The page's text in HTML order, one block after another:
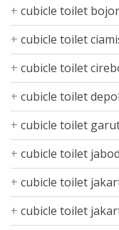
cubicle toilet
cubicle toilet
cubicle toilet
cubicle toilet
cubicle toilet
cubicle toilet
cubicle toilet
cubicle toilet